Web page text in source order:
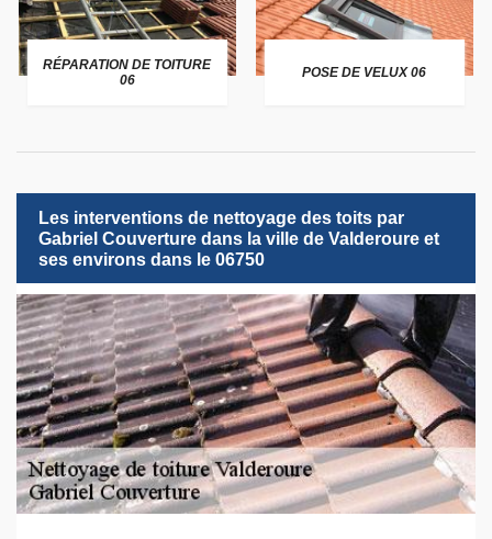
RÉPARATION DE TOITURE
06
POSE DE VELUX 06
Les interventions de nettoyage des toits par
Gabriel Couverture dans la ville de Valderoure et
ses environs dans le 06750